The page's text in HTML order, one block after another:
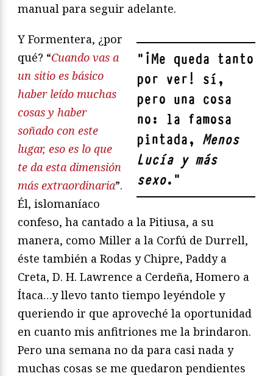
manual para seguir adelante.
" ¡Me queda tanto
por ver! sí,
pero una cosa
no: la famosa
pintada, Menos
Lucía y más
sexo. "
Y Formentera, ¿por
qué? “Cuando vas a
un sitio es básico
haber leído muchas
cosas y haber
soñado con este
lugar, eso es lo que
te da esta dimensión
más extraordinaria”.
Él, islomaníaco
confeso, ha cantado a la Pitiusa, a su
manera, como Miller a la Corfú de Durrell,
éste también a Rodas y Chipre, Paddy a
Creta, D. H. Lawrence a Cerdeña, Homero a
Ítaca…y llevo tanto tiempo leyéndole y
queriendo ir que aproveché la oportunidad
en cuanto mis anfitriones me la brindaron.
Pero una semana no da para casi nada y
muchas cosas se me quedaron pendientes